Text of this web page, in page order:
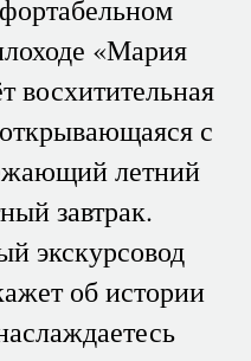
«Мария
восхитительная
с
летний
завтрак.
экскурсовод
об истории